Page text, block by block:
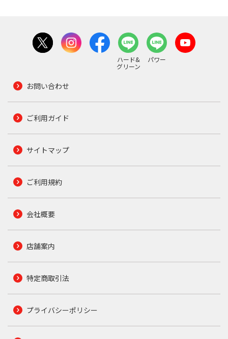
ハード&
グリーン
パワー
お問い合わせ
ご利用ガイド
サイトマップ
ご利用規約
会社概要
店舗案内
特定商取引法
プライバシーポリシー